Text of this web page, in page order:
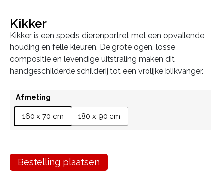
Kikker
Kikker is een speels dierenportret met een opvallende
houding en felle kleuren. De grote ogen, losse
compositie en levendige uitstraling maken dit
handgeschilderde schilderij tot een vrolijke blikvanger.
Afmeting
160 x 70 cm 180 x 90 cm
Bestelling plaatsen